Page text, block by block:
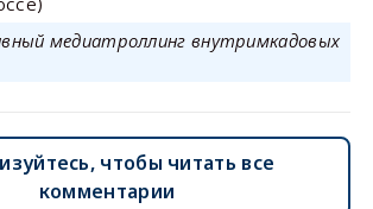
медиатроллинг внутримкадовых
чтобы читать все
комментарии